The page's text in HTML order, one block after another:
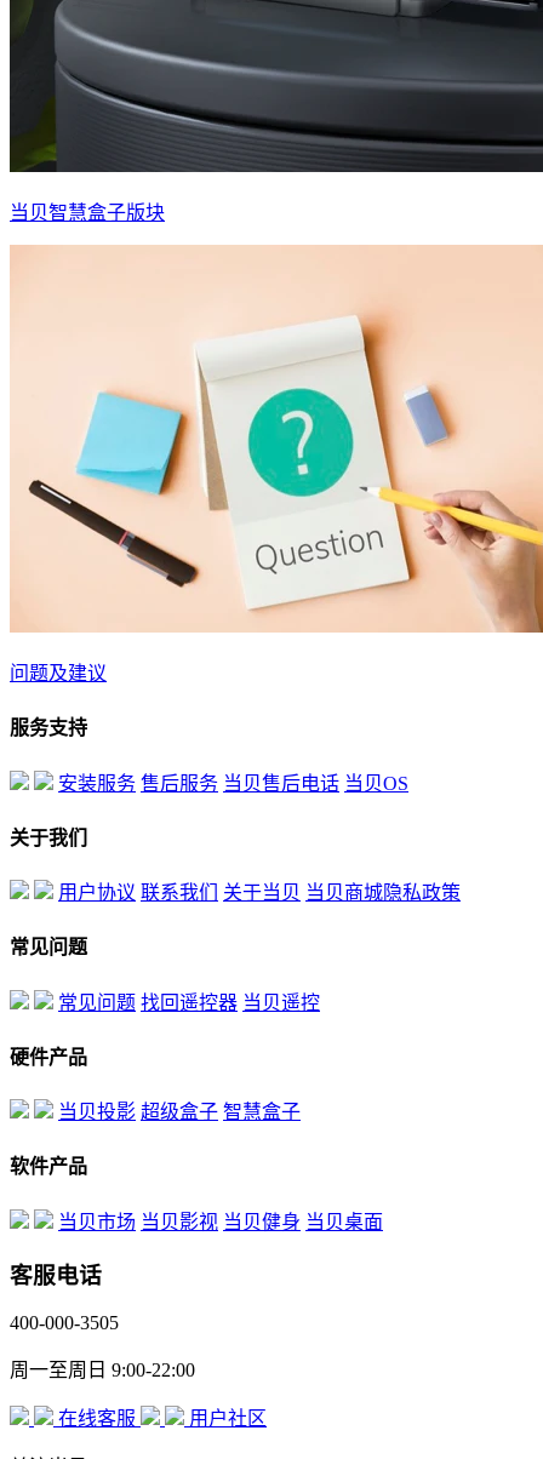
当贝智慧盒子版块
问题及建议
服务支持
安装服务 售后服务 当贝售后电话 当贝OS
关于我们
用户协议 联系我们 关于当贝 当贝商城隐私政策
常见问题
常见问题 找回遥控器 当贝遥控
硬件产品
当贝投影 超级盒子 智慧盒子
软件产品
当贝市场 当贝影视 当贝健身 当贝桌面
客服电话
400-000-3505
周一至周日 9:00-22:00
在线客服 用户社区